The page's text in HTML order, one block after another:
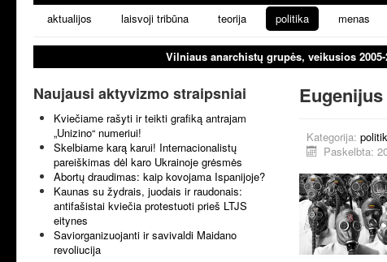
aktualijos laisvoji tribūna teorija politika menas
Vilniaus anarchistų grupės, veikusios
Naujausi aktyvizmo straipsniai
Kviečiame rašyti ir teikti grafiką antrajam
„Unizino“ numeriui!
Skelbiame karą karui! Internacionalistų
pareiškimas dėl karo Ukrainoje grėsmės
Abortų draudimas: kaip kovojama Ispanijoje?
Kaunas su žydrais, juodais ir raudonais:
antifašistai kviečia protestuoti prieš LTJS
eitynes
Saviorganizuojanti ir savivaldi Maidano
revoliucija
Kategorija:
Paskelbta: